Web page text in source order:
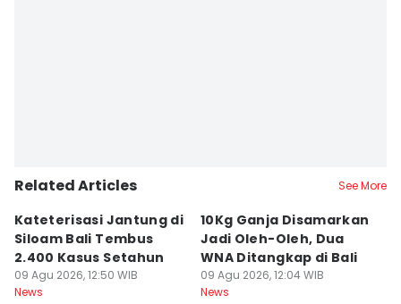
Related Articles See More
Kateterisasi Jantung di
Siloam Bali Tembus
2.400 Kasus Setahun
09 Agu 2026, 12:50 WIB
News
10Kg Ganja Disamarkan
Jadi Oleh-Oleh, Dua
WNA Ditangkap di Bali
09 Agu 2026, 12:04 WIB
News